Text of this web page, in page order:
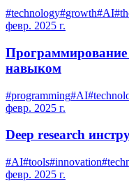
#technology#growth#AI#
февр. 2025 г.
Программирование
навыком
#programming#AI#
февр. 2025 г.
Deep research
#AI#tools#innovation#
февр. 2025 г.